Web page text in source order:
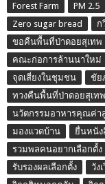
Forest Farm PM 2.5
Zero sugar bread
ก
ขอคืนพื้นที่ป่าดอยสุเทพ
คณะก่อการล้านนาใหม่
จุดเสี่ยงในชุมชน
ชัย
ทวงคืนพื้นที่ป่าดอยสุเทพ
นวัตกรรมอาหารคุณค่า
มองแวดบ้าน
ยื่นหนัง
รวมพลคนอยากเลือกตั้ง
รับรองผลเลือกตั้ง
วัง